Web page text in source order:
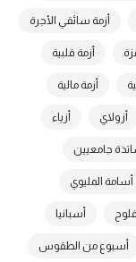
أزمة سائقي الأجرة
أزمة قلبية
أزمة مالية
أزولاي أزياء
جامعيين
أسامة المليوي
أسبانيا
أسبوع من الطقوس